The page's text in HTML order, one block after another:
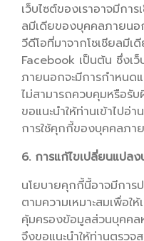
เว็บไซต์ของเราอาจมีกา
ลมีเดียของบุคคลภายนอ
วีดีโอที่มาจากโซเชียลมีเ
Facebook เป็นต้น ซึ่งเ
ภายนอกจะมีการกำหนด
ไม่สามารถควบคุมหรือรั
ขอแนะนำให้ท่านเข้าไปอ่
การใช้คุกกี้ของบุคคลภา
6. การแก้ไขเปลี่ยนแปล
นโยบายคุกกี้นี้อาจมีการ
ตามความเหมาะสมเพื่อใ
คุ้มครองข้อมูลส่วนบุคคล
จึงขอแนะนำให้ท่านตรว